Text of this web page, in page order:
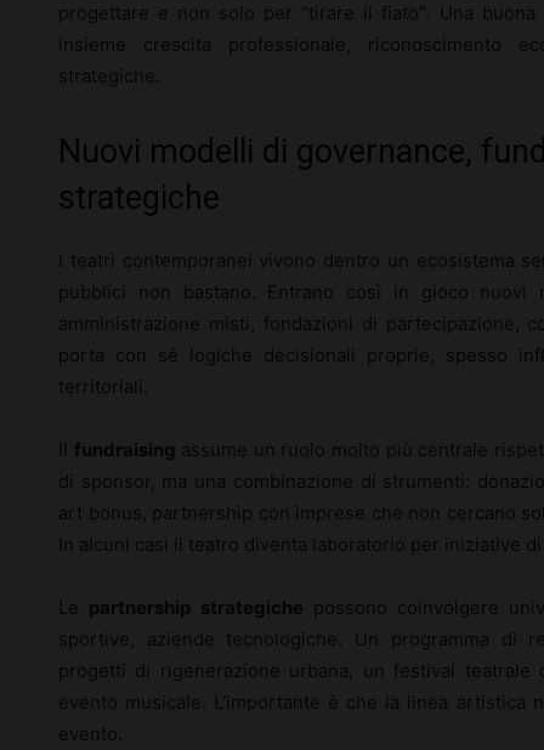
progettare e non solo per “tirare il fiato”. Una
insieme crescita professionale, riconoscimento
strategiche.
Nuovi modelli di governance,
strategiche
I teatri contemporanei vivono dentro un ecosistema
pubblici non bastano. Entrano così in gioco
amministrazione misti, fondazioni di partecipazione,
porta con sé logiche decisionali proprie, spesso
territoriali.
fundraising assume un ruolo molto più centrale
di sponsor, ma una combinazione di strumenti:
art bonus, partnership con imprese che non cercano
In alcuni casi il teatro diventa laboratorio per iniziative
Le partnership strategiche possono coinvolgere
sportive, aziende tecnologiche. Un programma di
progetti di rigenerazione urbana, un festival
evento musicale. L’importante è che la linea artistica
evento.